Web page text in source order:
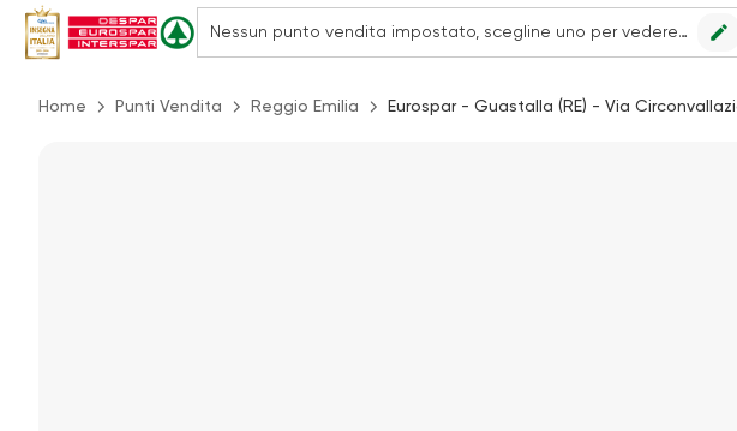
Nessun punto vendita impostato, scegline uno per vedere le offerte. edit
Home Punti Vendita Reggio Emilia Eurospar - Guastalla (RE) - Via